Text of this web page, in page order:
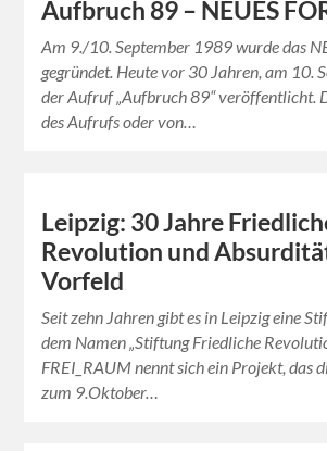
Aufbruch 89 – NEUES
Am 9./10. September 1989 wurde das
gegründet. Heute vor 30 Jahren, am 10.
der Aufruf „Aufbruch 89“ veröffentlicht.
des Aufrufs oder von…
Leipzig: 30 Jahre
Revolution und
Vorfeld
Seit zehn Jahren gibt es in Leipzig eine
dem Namen „Stiftung Friedliche
FREI_RAUM nennt sich ein Projekt, das
zum 9.Oktober…